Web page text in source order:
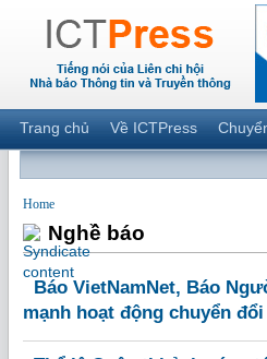
Trang chủ Về ICTPress
Home
Nghề báo
Báo VietNamNet, Báo
mạnh hoạt động chuyển